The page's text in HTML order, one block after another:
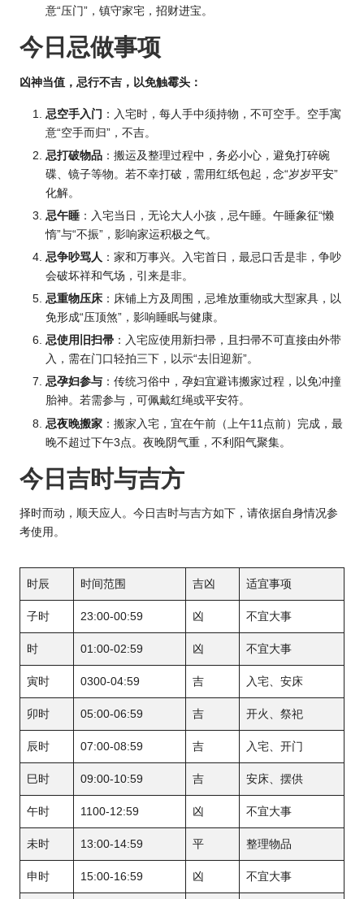
意“压门”，镇守家宅，招财进宝。
今日忌做事项
凶神当值，忌行不吉，以免触霉头：
忌空手入门 ：入宅时，每人手中须持物，不可空手。空手寓
意“空手而归”，不吉。
忌打破物品 ：搬运及整理过程中，务必小心，避免打碎碗
碟、镜子等物。若不幸打破，需用红纸包起，念“岁岁平安”
化解。
忌午睡 ：入宅当日，无论大人小孩，忌午睡。午睡象征“懒
惰”与“不振”，影响家运积极之气。
忌争吵骂人 ：家和万事兴。入宅首日，最忌口舌是非，争吵
会破坏祥和气场，引来是非。
忌重物压床 ：床铺上方及周围，忌堆放重物或大型家具，以
免形成“压顶煞”，影响睡眠与健康。
忌使用旧扫帚 ：入宅应使用新扫帚，且扫帚不可直接由外带
入，需在门口轻拍三下，以示“去旧迎新”。
忌孕妇参与 ：传统习俗中，孕妇宜避讳搬家过程，以免冲撞
胎神。若需参与，可佩戴红绳或平安符。
忌夜晚搬家 ：搬家入宅，宜在午前（上午11点前）完成，最
晚不超过下午3点。夜晚阴气重，不利阳气聚集。
今日吉时与吉方
择时而动，顺天应人。今日吉时与吉方如下，请依据自身情况参
考使用。
时辰 时间范围 吉凶 适宜事项
子时 23:00-00:59 凶 不宜大事
时 01:00-02:59 凶 不宜大事
寅时 0300-04:59 吉 入宅、安床
卯时 05:00-06:59 吉 开火、祭祀
辰时 07:00-08:59 吉 入宅、开门
巳时 09:00-10:59 吉 安床、摆供
午时 1100-12:59 凶 不宜大事
未时 13:00-14:59 平 整理物品
申时 15:00-16:59 凶 不宜大事